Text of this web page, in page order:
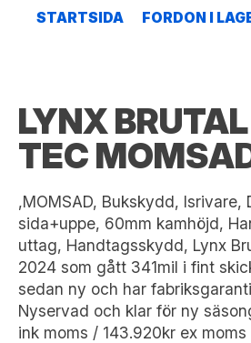
STARTSIDA FORDON I
LYNX
TEC
,MOMSAD, Bukskydd, Isrivare,
sida+uppe, 60mm kamhöjd,
uttag, Handtagsskydd, Lynx
2024 som gått 341mil i fint
sedan ny och har
Nyservad och klar för ny
ink moms / 143.920kr ex moms